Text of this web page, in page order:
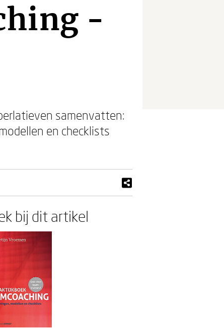
-
samenvatten:
en checklists
bij dit artikel